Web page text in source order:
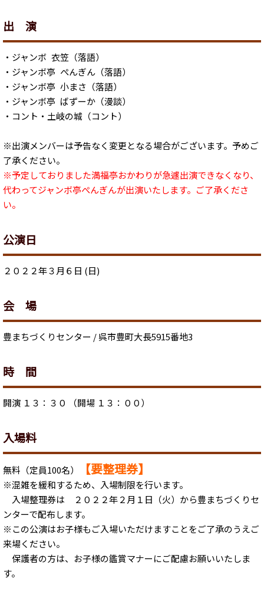
出 演
・ジャンボ 衣笠（落語）
・ジャンボ亭 ぺんぎん（落語）
・ジャンボ亭 小まさ（落語）
・ジャンボ亭 ばずーか（漫談）
・コント・土岐の城（コント）
※出演メンバーは予告なく変更となる場合がございます。予めご
了承ください。
※予定しておりました満福亭おかわりが急遽出演できなくなり、
代わってジャンボ亭ぺんぎんが出演いたします。ご了承くださ
い。
公演日
２０２２年３月６日 (日)
会 場
豊まちづくりセンター / 呉市豊町大長5915番地3
時 間
開演 １３：３０ （開場 １３：００）
入場料
無料（定員100名） 【要整理券】
※混雑を緩和するため、入場制限を行います。
入場整理券は ２０２２年２月１日（火）から豊まちづくりセ
ンターで配布します。
※この公演はお子様もご入場いただけますことをご了承のうえご
来場ください。
保護者の方は、お子様の鑑賞マナーにご配慮お願いいたしま
す。